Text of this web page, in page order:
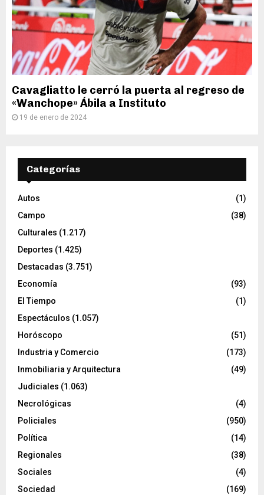
Cavagliatto le cerró la puerta al regreso de
«Wanchope» Ábila a Instituto
19 de enero de 2024
Categorías
Autos
(1)
Campo
(38)
Culturales (1.217)
Deportes (1.425)
Destacadas (3.751)
Economía
(93)
El Tiempo
(1)
Espectáculos (1.057)
Horóscopo
(51)
Industria y Comercio
(173)
Inmobiliaria y Arquitectura
(49)
Judiciales (1.063)
Necrológicas
(4)
Policiales
(950)
Política
(14)
Regionales
(38)
Sociales
(4)
Sociedad
(169)